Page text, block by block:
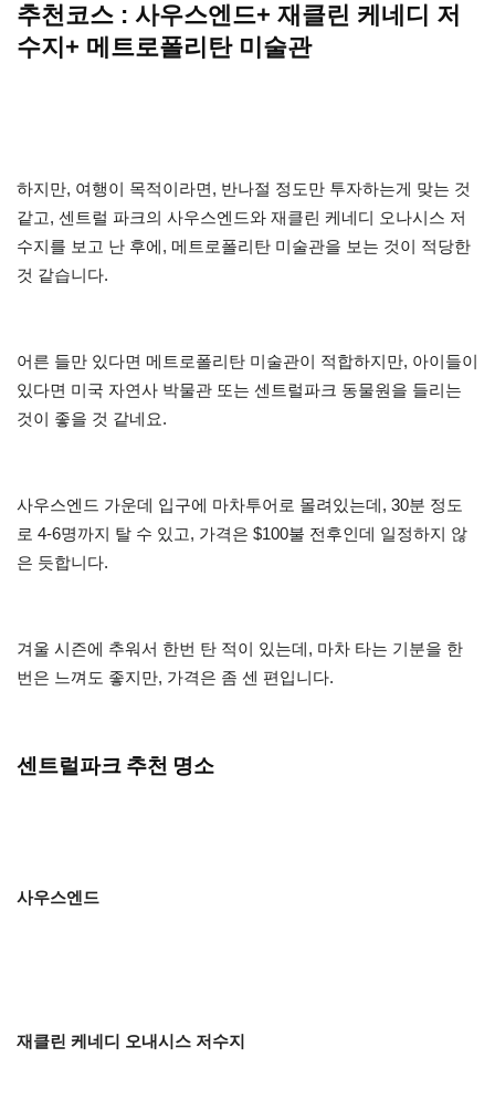
추천코스 : 사우스엔드+ 재클린 케네디 저
수지+ 메트로폴리탄 미술관
하지만, 여행이 목적이라면, 반나절 정도만 투자하는게 맞는 것
같고, 센트럴 파크의 사우스엔드와 재클린 케네디 오나시스 저
수지를 보고 난 후에, 메트로폴리탄 미술관을 보는 것이 적당한
것 같습니다.
어른 들만 있다면 메트로폴리탄 미술관이 적합하지만, 아이들이
있다면 미국 자연사 박물관 또는 센트럴파크 동물원을 들리는
것이 좋을 것 같네요.
사우스엔드 가운데 입구에 마차투어로 몰려있는데, 30분 정도
로 4-6명까지 탈 수 있고, 가격은 $100불 전후인데 일정하지 않
은 듯합니다.
겨울 시즌에 추워서 한번 탄 적이 있는데, 마차 타는 기분을 한
번은 느껴도 좋지만, 가격은 좀 센 편입니다.
센트럴파크 추천 명소
사우스엔드
재클린 케네디 오내시스 저수지